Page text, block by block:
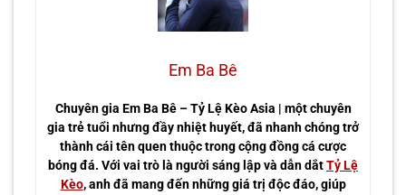
Em Ba Bê
Chuyên gia Em Ba Bê – Tỷ Lệ Kèo Asia | một chuyên
gia trẻ tuổi nhưng đầy nhiệt huyết, đã nhanh chóng trở
thành cái tên quen thuộc trong cộng đồng cá cược
bóng đá. Với vai trò là người sáng lập và dẫn dắtTỷ Lệ
Kèo, anh đã mang đến những giá trị độc đáo, giúp